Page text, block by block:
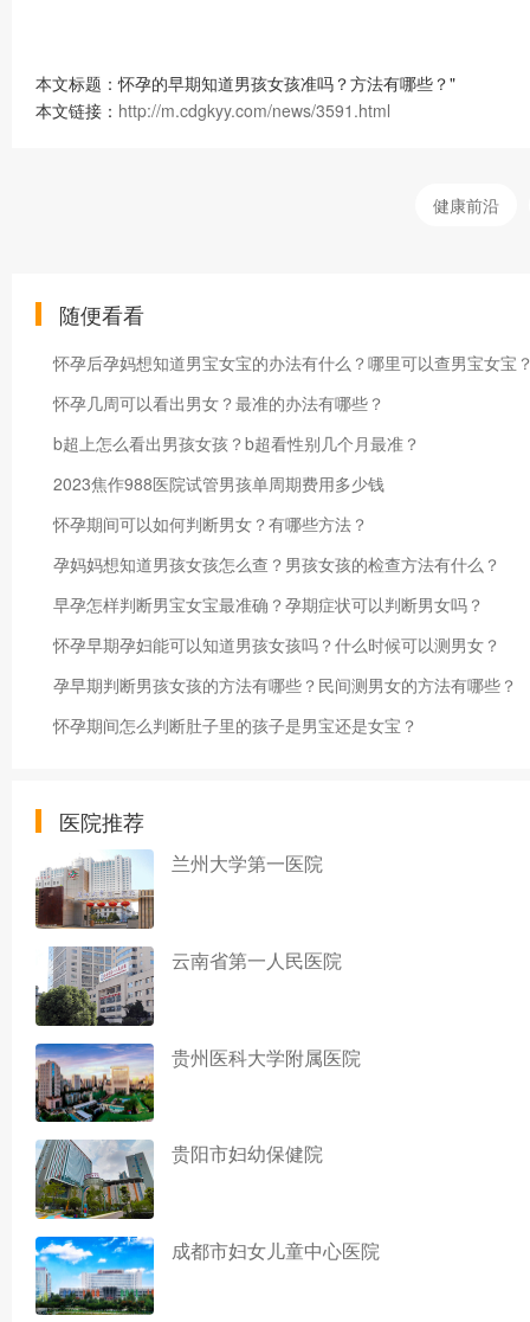
本文标题：怀孕的早期知道男孩女孩准吗？方法有哪些？"
本文链接： http://m.cdgkyy.com/news/3591.html
健康前沿
随便看看
怀孕后孕妈想知道男宝女宝的办法有什么？哪里可以查男宝女宝
怀孕几周可以看出男女？最准的办法有哪些？
b超上怎么看出男孩女孩？b超看性别几个月最准？
2023焦作988医院试管男孩单周期费用多少钱
怀孕期间可以如何判断男女？有哪些方法？
孕妈妈想知道男孩女孩怎么查？男孩女孩的检查方法有什么？
早孕怎样判断男宝女宝最准确？孕期症状可以判断男女吗？
怀孕早期孕妇能可以知道男孩女孩吗？什么时候可以测男女？
孕早期判断男孩女孩的方法有哪些？民间测男女的方法有哪些？
怀孕期间怎么判断肚子里的孩子是男宝还是女宝？
医院推荐
兰州大学第一医院
云南省第一人民医院
贵州医科大学附属医院
贵阳市妇幼保健院
成都市妇女儿童中心医院